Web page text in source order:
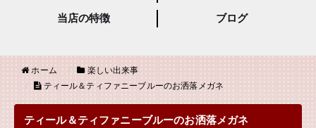
当店の特徴 ブログ
ホーム
楽しい出来事
ティール＆ティファニーブルーのお洒落メガネ
ティール＆ティファニーブルーのお洒落メガネ